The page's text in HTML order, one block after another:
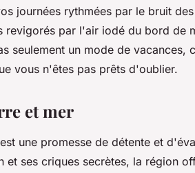
journées rythmées par le bruit
revigorés par l'air iodé du bord de
seulement un mode de vacances,
vous n'êtes pas prêts d'oublier.
et mer
une promesse de détente et
ses criques secrètes, la région